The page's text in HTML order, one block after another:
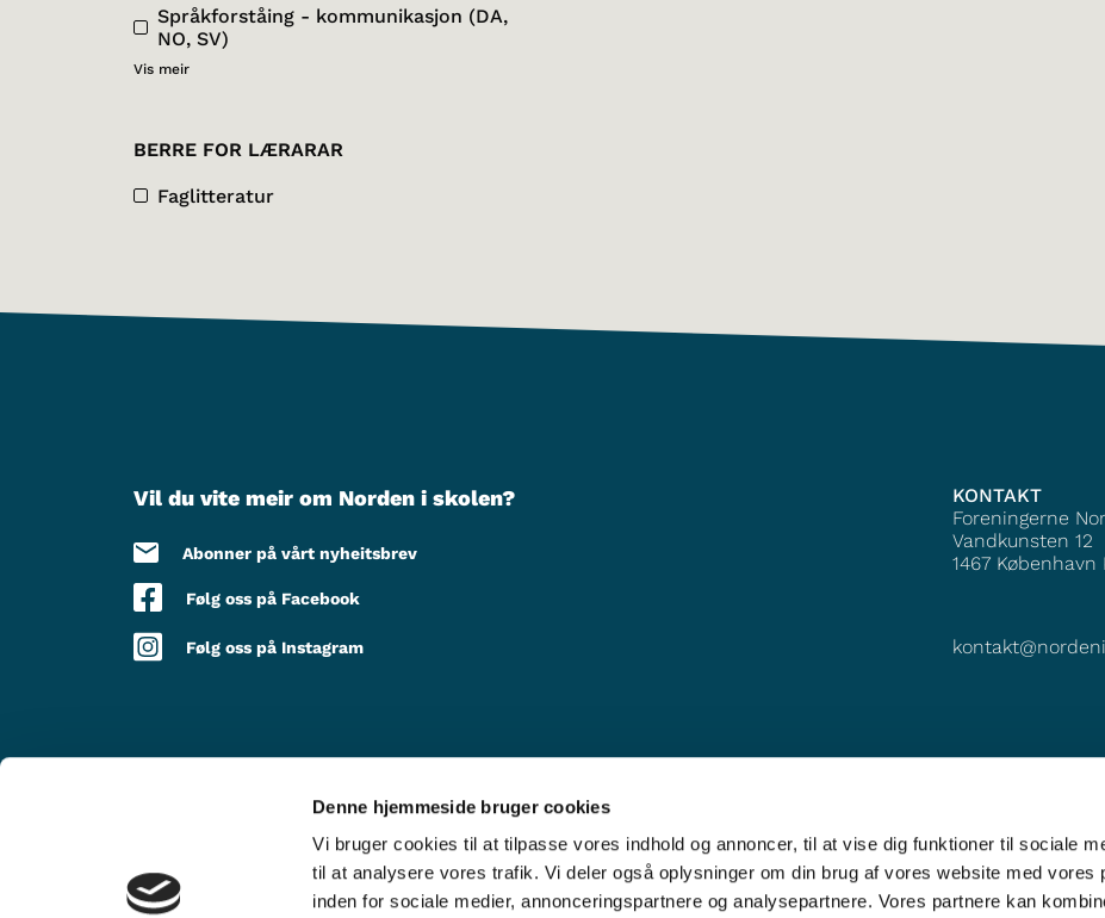
Denne hjemmeside bruger cookies
Vi bruger cookies til at tilpasse vores indhold og annoncer, til at vise dig funktioner til sociale
til at analysere vores trafik. Vi deler også oplysninger om din brug af vores website med vores
inden for sociale medier, annonceringspartnere og analysepartnere. Vores partnere kan
Språkforståing - kommunikasjon (DA,
NO, SV)
Vis meir
BERRE FOR LÆRARAR
Faglitteratur
Vil du vite meir om Norden i skolen?
Abonner på vårt nyheitsbrev
Følg oss på Facebook
Følg oss på Instagram
KONTAKT
Foreningerne
Vandkunsten 12
1467 København